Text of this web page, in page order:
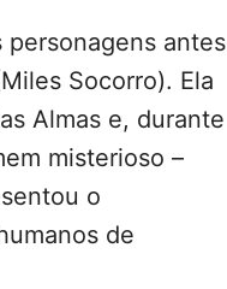
antes
Socorro). Ela
Almas e, durante
misterioso –
o
de